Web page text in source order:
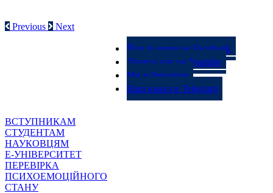
Previous Next
Йди за нами на Facebook
Дивись нас на Youtube
Ми в Instagram
Наш канал в Telegram
ВСТУПНИКАМ
СТУДЕНТАМ
НАУКОВЦЯМ
Е-УНІВЕРСИТЕТ
ПЕРЕВІРКА
ПСИХОЕМОЦІЙНОГО
СТАНУ